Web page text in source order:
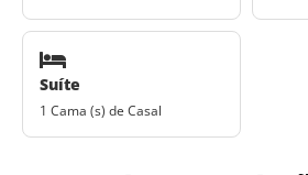
Suíte
1 Cama (s) de Casal